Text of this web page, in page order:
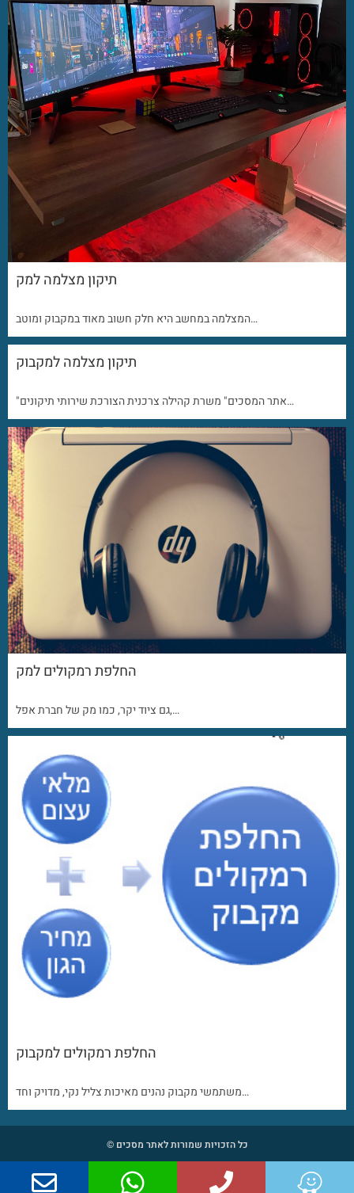
תיקון מצלמה למק
המצלמה במחשב היא חלק חשוב מאוד במקבוק ומוטב…
תיקון מצלמה למקבוק
"אתר המסכים" משרת קהילה צרכנית הצורכת שירותי תיקונים…
החלפת רמקולים למק
גם ציוד יקר, כמו מק של חברת אפל,…
החלפת רמקולים למקבוק
משתמשי מקבוק נהנים מאיכות צליל נקי, מדויק וחד…
כל הזכויות שמורות לאתר מסכים ©